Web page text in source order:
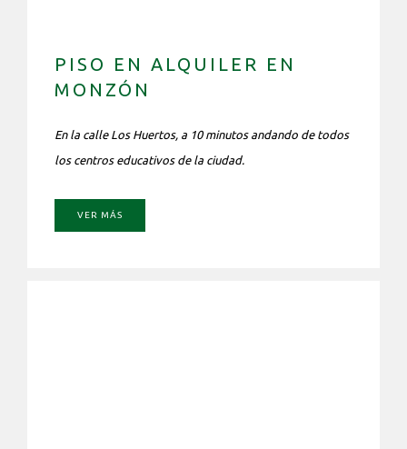
PISO EN ALQUILER EN
MONZÓN
En la calle Los Huertos, a 10 minutos andando de todos
los centros educativos de la ciudad.
VER MÁS